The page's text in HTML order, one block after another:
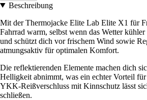
Beschreibung
Mit der Thermojacke Elite Lab Elite X1 für
Fahrrad warm, selbst wenn das Wetter
und schützt dich vor frischem Wind sowie
atmungsaktiv für optimalen Komfort.
Die reflektierenden Elemente machen dich
Helligkeit abnimmt, was ein echter Vorteil
YKK-Reißverschluss mit Kinnschutz lässt
schließen.